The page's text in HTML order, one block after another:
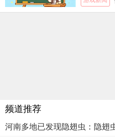
频道推荐
河南多地已发现隐翅虫：隐翅